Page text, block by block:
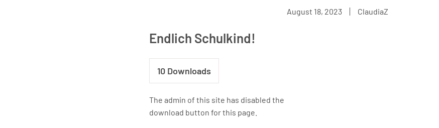
August 18, 2023 ClaudiaZ
Endlich Schulkind!
10 Downloads
The admin of this site has disabled the
download button for this page.